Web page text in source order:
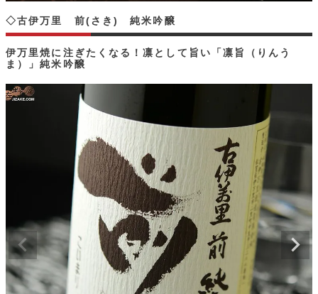
伊万里焼に注ぎたくなる！凛として旨い「凛旨（りんう
ま）」純米吟醸
◇古伊万里 前(さき) 純米吟醸